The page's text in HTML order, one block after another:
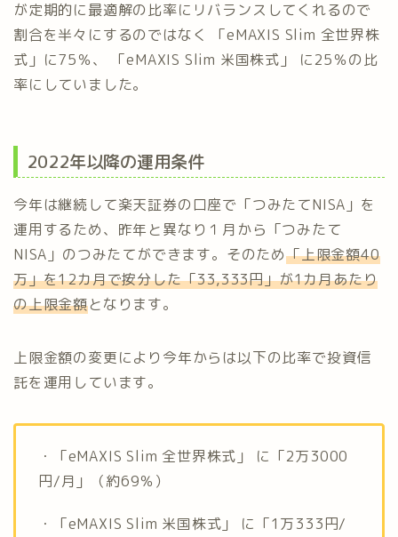
が定期的に最適解の比率にリバランスしてくれるので
割合を半々にするのではなく 「eMAXIS Slim 全世界株
式」に75％、 「eMAXIS Slim 米国株式」 に25％の比
率にしていました。
2022年以降の運用条件
今年は継続して楽天証券の口座で「つみたてNISA」を
運用するため、昨年と異なり１月から「つみたて
NISA」のつみたてができます。そのため「上限金額40
万」を12カ月で按分した「33,333円」が1カ月あたり
の上限金額となります。
上限金額の変更により今年からは以下の比率で投資信
託を運用しています。
・「eMAXIS Slim 全世界株式」 に「2万3000
円/月」（約69％）
・「eMAXIS Slim 米国株式」 に「1万333円/